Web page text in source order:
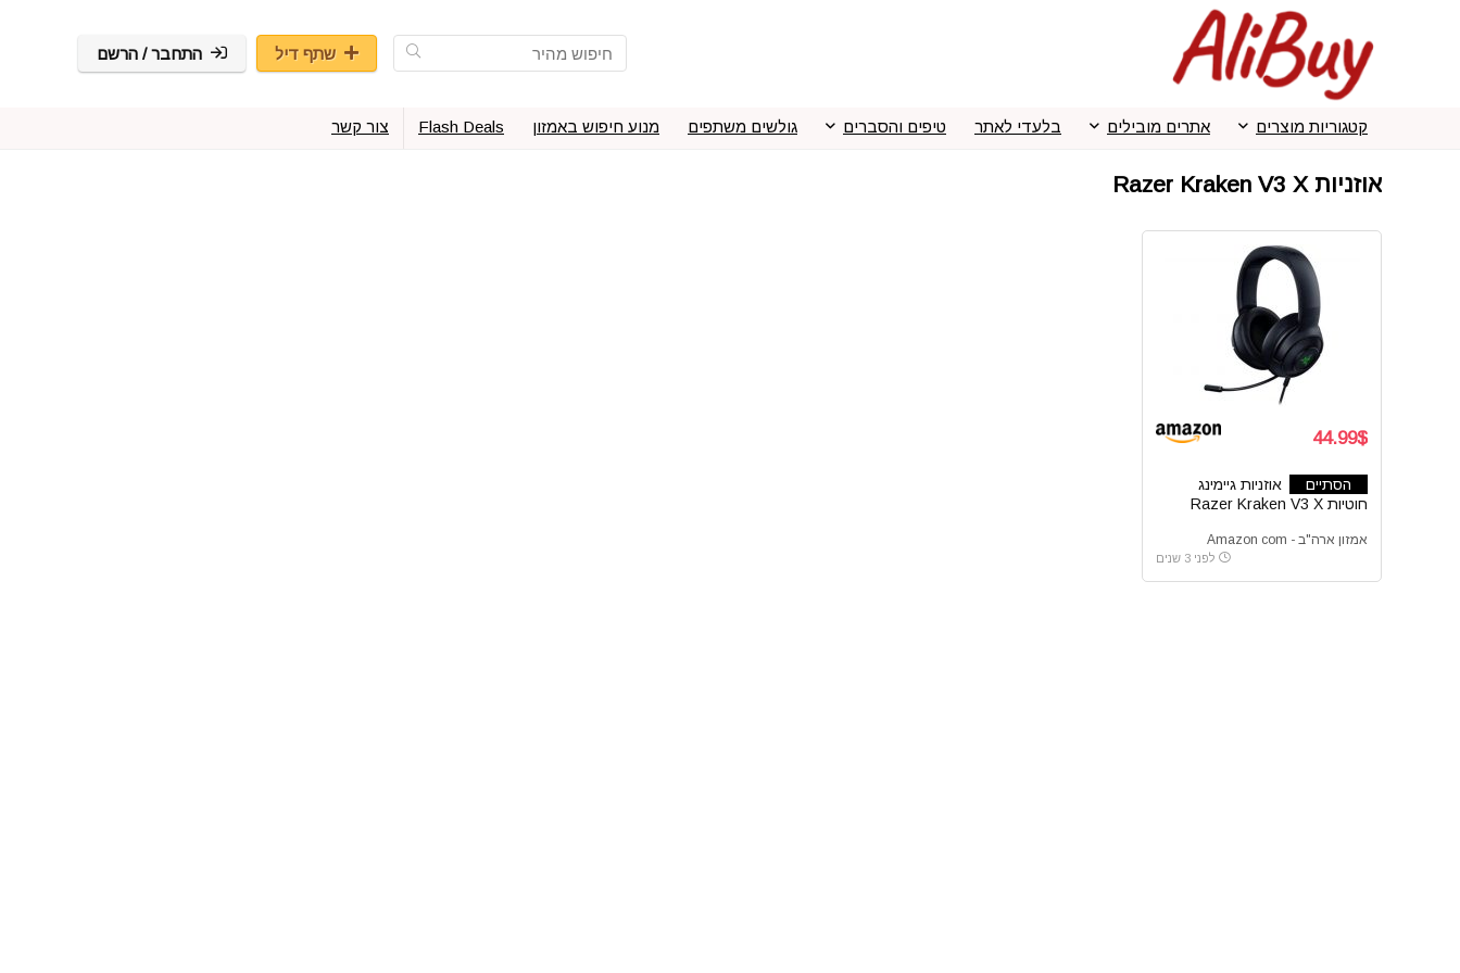
שתף דיל התחבר / הרשם
קטגוריות מוצרים אתרים מובילים בלעדי לאתר טיפים והסברים גולשים משתפים מנוע חיפוש באמזון Flash Deals צור קשר
אוזניות Razer Kraken V3 X
44.99$
הסתיים
אוזניות גיימינג
חוטיות Razer Kraken V3 X
אמזון ארה"ב - Amazon com
לפני 3 שנים